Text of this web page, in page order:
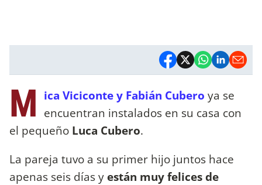
M ica Viciconte y Fabián Cubero ya se
encuentran instalados en su casa con
el pequeño Luca Cubero.
La pareja tuvo a su primer hijo juntos hace
apenas seis días y están muy felices de